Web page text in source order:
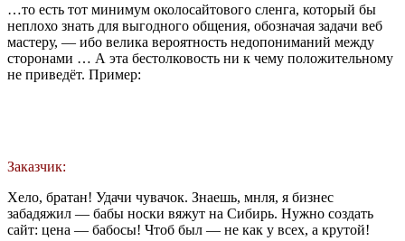
…то есть тот минимум околосайтового сленга, который бы
неплохо знать для выгодного общения, обозначая задачи веб
мастеру, — ибо велика вероятность недопониманий между
сторонами … А эта бестолковость ни к чему положительному
не приведёт. Пример:
Заказчик:
Хело, братан! Удачи чувачок. Знаешь, мнля, я бизнес
забадяжил — бабы носки вяжут на Сибирь. Нужно создать
сайт: цена — бабосы! Чтоб был — не как у всех, а крутой!